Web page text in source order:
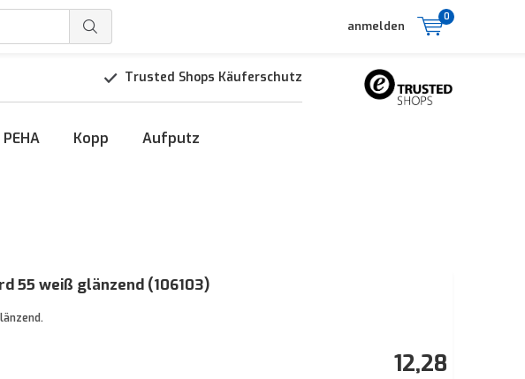
anmelden
0
Trusted Shops Käuferschutz
PEHA Kopp Aufputz
55 weiß glänzend (106103)
12,28